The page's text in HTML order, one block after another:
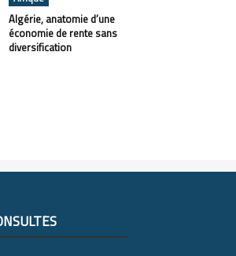
Algérie, anatomie d’une
économie de rente sans
diversification